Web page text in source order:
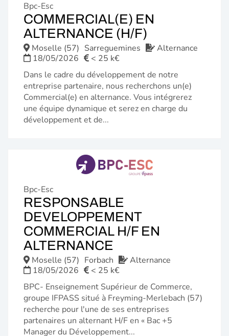
Bpc-Esc
COMMERCIAL(E) EN
ALTERNANCE (H/F)
FENÊTRE)
Moselle (57) Sarreguemines
Alternance
18/05/2026
< 25 k€
Dans le cadre du développement de notre
entreprise partenaire, nous recherchons un(e)
Commercial(e) en alternance. Vous intégrerez
une équipe dynamique et serez en charge du
développement et de...
Bpc-Esc
RESPONSABLE
DEVELOPPEMENT
COMMERCIAL H/F EN
ALTERNANCE
FENÊTRE)
Moselle (57) Forbach
Alternance
18/05/2026
< 25 k€
BPC- Enseignement Supérieur de Commerce,
groupe IFPASS situé à Freyming-Merlebach (57)
recherche pour l'une de ses entreprises
partenaires un alternant H/F en « Bac +5
Manager du Développement...